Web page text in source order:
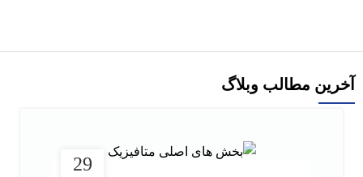
آخرین مطالب وبلاگ
29